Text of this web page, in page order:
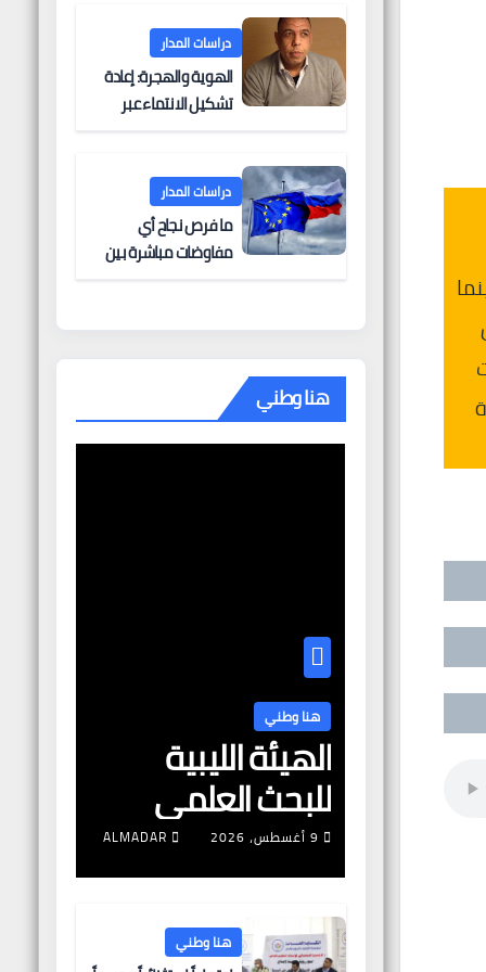
دراسات المدار
الهوية والهجرة: إعادة
تشكيل الانتماء عبر
دراسات المدار
ما فرص نجاح أي
مفاوضات مباشرة بين
هنا وطني
هنا وطني
الهيئة الليبية
للبحث العلمي
تختتم فعاليات
الورشة العلمية
“عالم الأردوينو
9 أغسطس، 2026 ALMADAR
هنا وطني